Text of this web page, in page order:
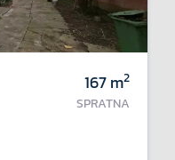
167m2
SPRATNA